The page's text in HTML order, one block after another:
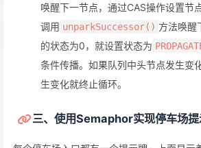
唤醒下一节点，通过CAS操作设置节
调用 unparkSuccessor() 方法唤醒
的状态为0，就设置状态为
条件传播。如果队列中头节点发生变
生变化就终止循环。
三、使用Semaphor实现停车场提